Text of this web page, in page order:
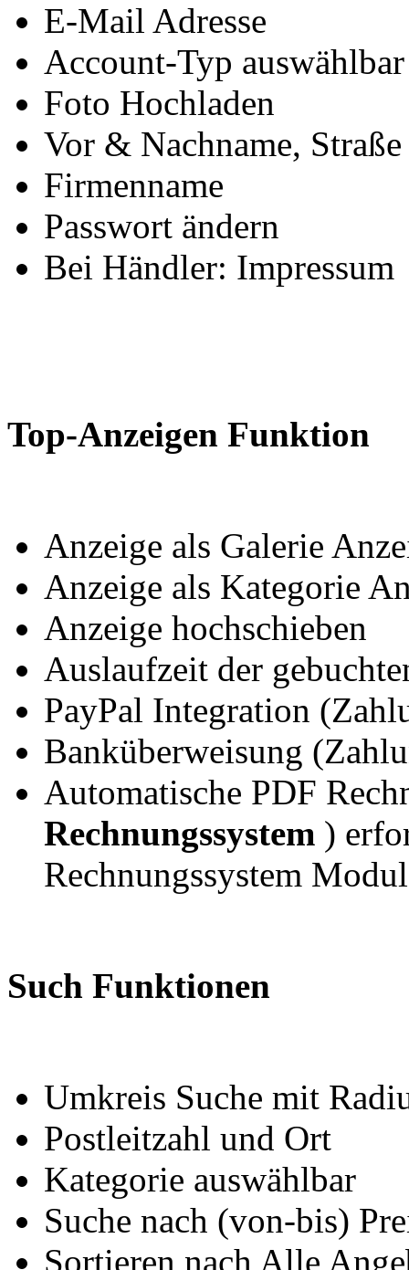
E-Mail Adresse
Account-Typ auswählbar
Foto Hochladen
Vor & Nachname,
Firmenname
Passwort ändern
Bei Händler: Impressum
Top-Anzeigen Funktion
Anzeige als Galerie
Anzeige als Kategorie
Anzeige hochschieben
Auslaufzeit der
PayPal Integration
Banküberweisung
Automatische PDF
Rechnungssystem )
Rechnungssystem
Such Funktionen
Umkreis Suche mit
Postleitzahl und Ort
Kategorie auswählbar
Suche nach (von-bis)
Sortieren nach Alle